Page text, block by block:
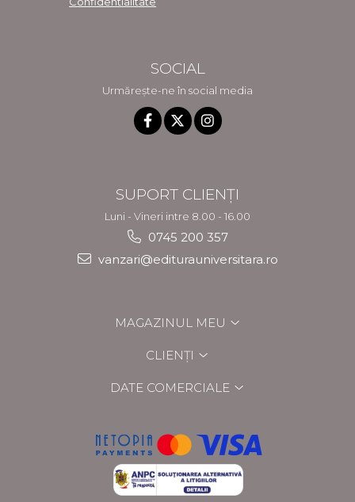
SOCIAL
Urmărește-ne în social media
SUPORT CLIENȚI
Luni - Vineri intre 8.00 - 16.00
0745 200 357
vanzari@editurauniversitara.ro
MAGAZINUL MEU
CLIENȚI
DATE COMERCIALE